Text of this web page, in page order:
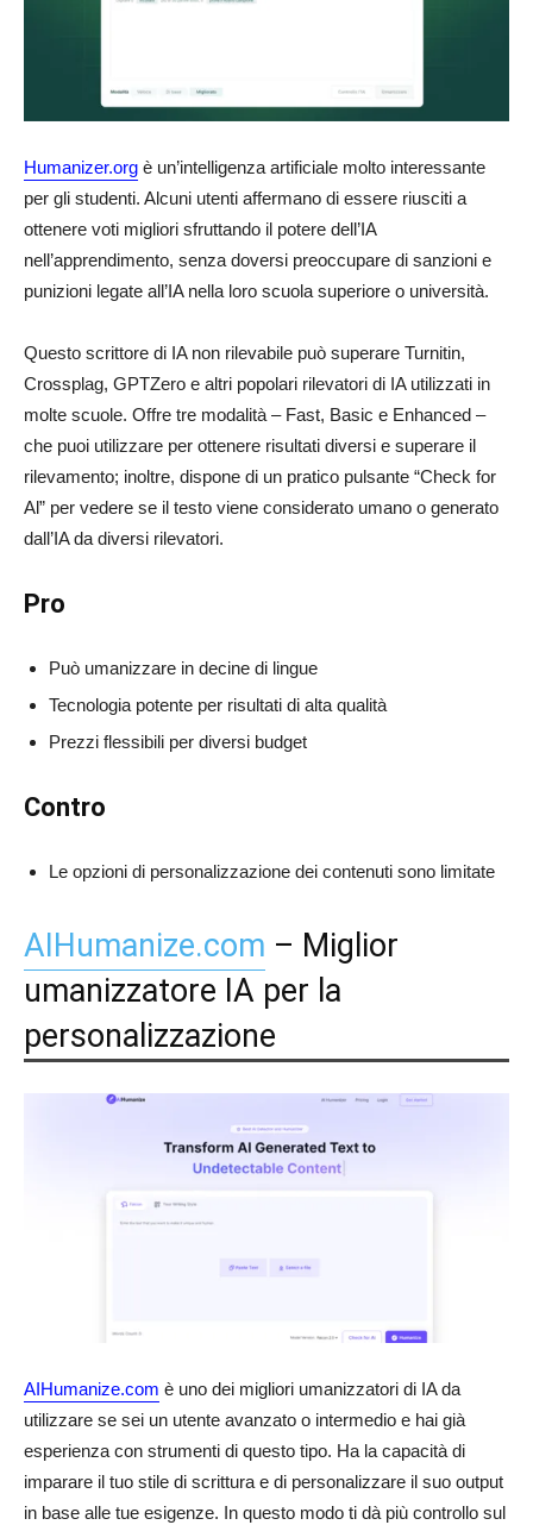
Humanizer.org è un’intelligenza artificiale molto interessante
per gli studenti. Alcuni utenti affermano di essere riusciti a
ottenere voti migliori sfruttando il potere dell’IA
nell’apprendimento, senza doversi preoccupare di sanzioni e
punizioni legate all’IA nella loro scuola superiore o università.
Questo scrittore di IA non rilevabile può superare Turnitin,
Crossplag, GPTZero e altri popolari rilevatori di IA utilizzati in
molte scuole. Offre tre modalità – Fast, Basic e Enhanced –
che puoi utilizzare per ottenere risultati diversi e superare il
rilevamento; inoltre, dispone di un pratico pulsante “Check for
Al” per vedere se il testo viene considerato umano o generato
dall’IA da diversi rilevatori.
Pro
Può umanizzare in decine di lingue
Tecnologia potente per risultati di alta qualità
Prezzi flessibili per diversi budget
Contro
Le opzioni di personalizzazione dei contenuti sono limitate
AIHumanize.com – Miglior
umanizzatore IA per la
personalizzazione
AIHumanize.com è uno dei migliori umanizzatori di IA da
utilizzare se sei un utente avanzato o intermedio e hai già
esperienza con strumenti di questo tipo. Ha la capacità di
imparare il tuo stile di scrittura e di personalizzare il suo output
in base alle tue esigenze. In questo modo ti dà più controllo sul